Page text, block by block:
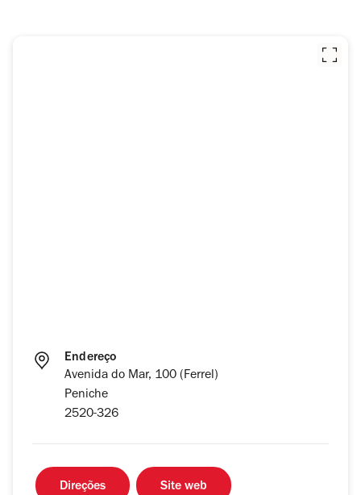
Endereço
Avenida do Mar, 100 (Ferrel)
Peniche
2520-326
Direções Site web